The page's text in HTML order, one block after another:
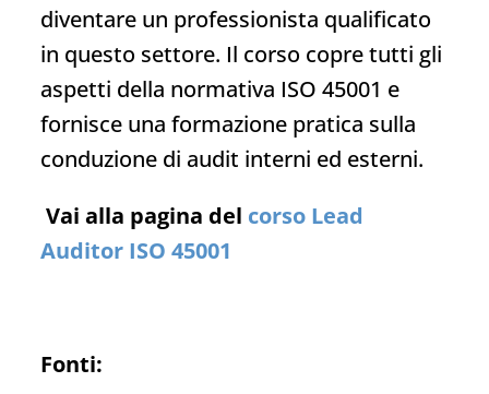
diventare un professionista qualificato
in questo settore. Il corso copre tutti gli
aspetti della normativa ISO 45001 e
fornisce una formazione pratica sulla
conduzione di audit interni ed esterni.
Vai alla pagina del corso Lead
Auditor ISO 45001
Fonti: